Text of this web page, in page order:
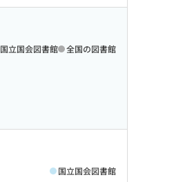
国立国会図書館 全国の図書館
国立国会図書館